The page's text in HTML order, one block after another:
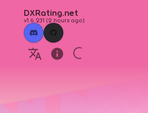
DXRating.net
v1.6.231 (2 hours ago)